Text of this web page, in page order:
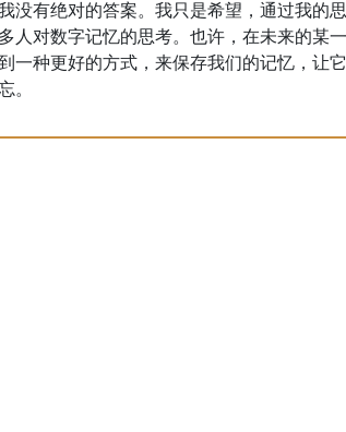
没有绝对的答案。我只是希望，通过我的思
人对数字记忆的思考。也许，在未来的某一
一种更好的方式，来保存我们的记忆，让它
。